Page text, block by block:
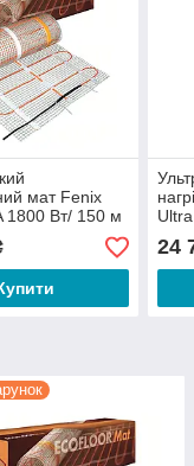
мат Fenix
1800 Вт/ 150 м
24